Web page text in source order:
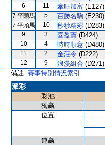
6
11 牽旺加富 (E127)
7 平頭馬
5 百勝名駒 (E230)
7 平頭馬
10 秒秒精彩 (D283)
9
3 喜盈寶 (D424)
10
4 時時順意 (D480)
11
2 金莊令 (D222)
12
9 浪漫組合 (D271)
備註: 賽事特別情況索引
派彩
彩池
獨贏
位置
連贏